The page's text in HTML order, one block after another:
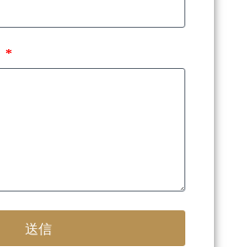
送信